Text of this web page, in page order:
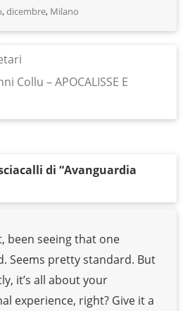
,dicembre, Milano
Collu – APOCALISSE E
di “Avanguardia
been seeing that one
Seems pretty standard. But
it’s all about your
experience, right? Give it a